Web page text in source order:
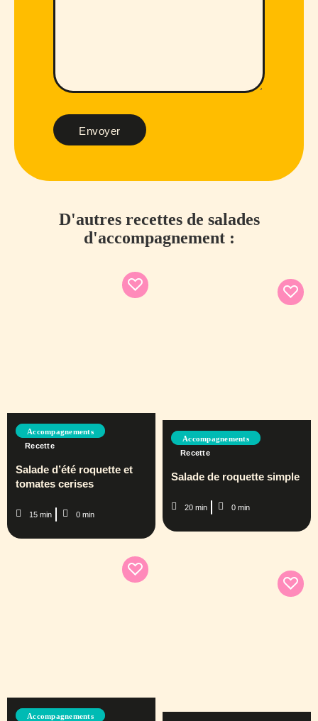
Envoyer
D'autres recettes de salades
d'accompagnement :
Accompagnements
Recette
Salade d’été roquette et
tomates cerises
15 min 0 min
Accompagnements
Recette
Salade de roquette simple
20 min 0 min
Accompagnements